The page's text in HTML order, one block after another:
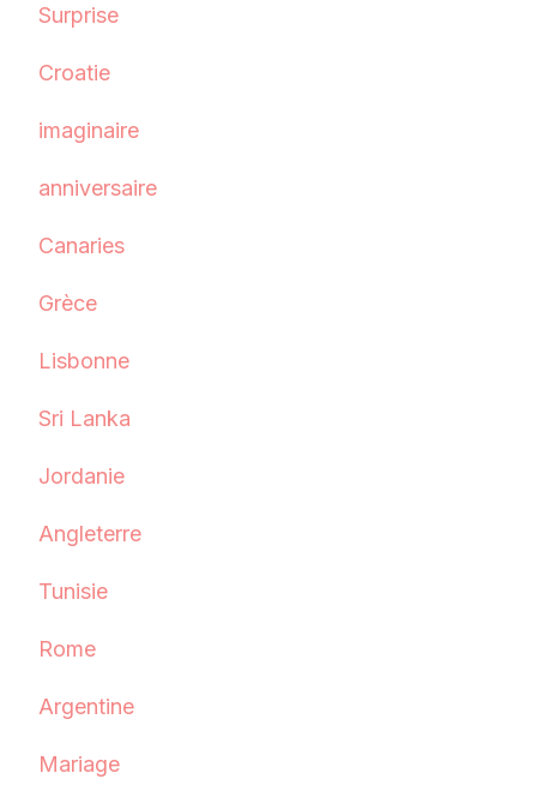
Surprise
Croatie
imaginaire
anniversaire
Canaries
Grèce
Lisbonne
Sri Lanka
Jordanie
Angleterre
Tunisie
Rome
Argentine
Mariage